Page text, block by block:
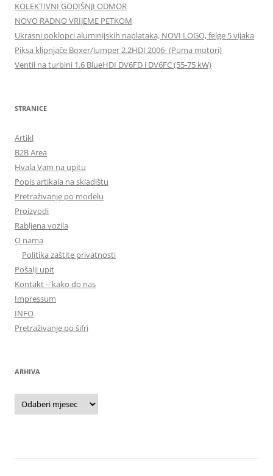
KOLEKTIVNI GODIŠNJI ODMOR
NOVO RADNO VRIJEME PETKOM
Ukrasni poklopci aluminijskih naplataka, NOVI LOGO, felge 5 vijaka
Piksa klipnjače Boxer/Jumper 2.2HDI 2006- (Puma motori)
Ventil na turbini 1.6 BlueHDI DV6FD i DV6FC (55-75 kW)
STRANICE
Artikl
B2B Area
Hvala Vam na upitu
Popis artikala na skladištu
Pretraživanje po modelu
Proizvodi
Rabljena vozila
O nama
Politika zaštite privatnosti
Pošalji upit
Kontakt – kako do nas
Impressum
INFO
Pretraživanje po šifri
ARHIVA
Arhiva